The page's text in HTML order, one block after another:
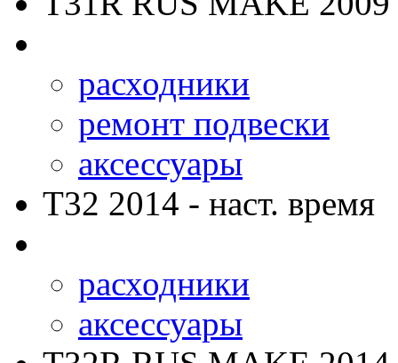
расходники
ремонт подвески
аксессуары
T32 2014 - наст. время
расходники
аксессуары